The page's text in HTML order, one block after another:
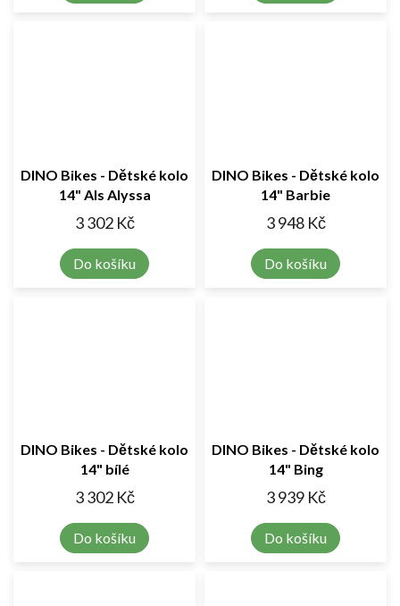
DINO Bikes - Dětské kolo
14" Als Alyssa
3 302 Kč
Do košíku
DINO Bikes - Dětské kolo
14" Barbie
3 948 Kč
Do košíku
DINO Bikes - Dětské kolo
14" bílé
3 302 Kč
Do košíku
DINO Bikes - Dětské kolo
14" Bing
3 939 Kč
Do košíku